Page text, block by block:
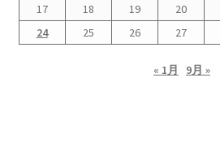
り
りからわずか5日で、多数決決定
17
18 19 20
24
25 26 27
« 1月 9月 »